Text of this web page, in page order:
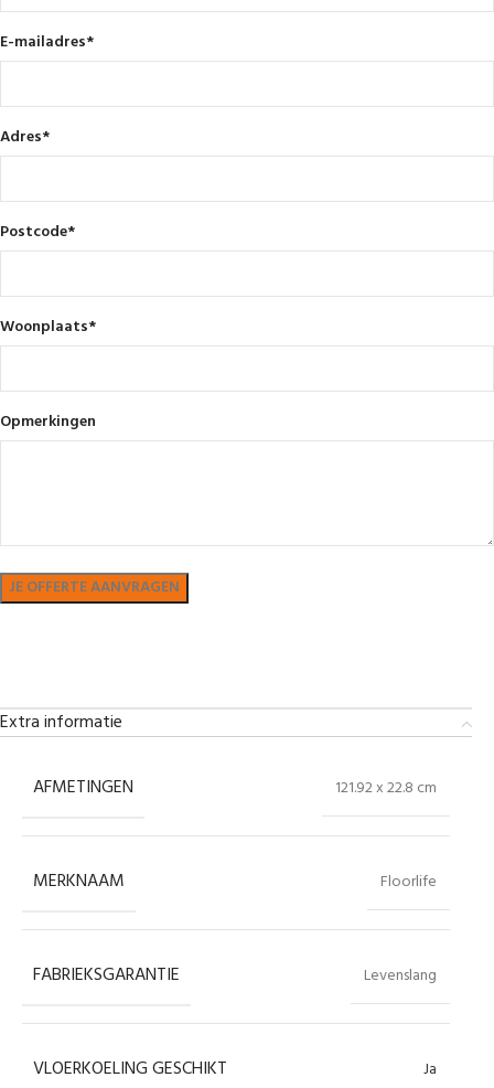
E-mailadres*
Adres*
Postcode*
Woonplaats*
Opmerkingen
Extra informatie
AFMETINGEN 121.92 x 22.8 cm
MERKNAAM Floorlife
FABRIEKSGARANTIE Levenslang
VLOERKOELING GESCHIKT Ja